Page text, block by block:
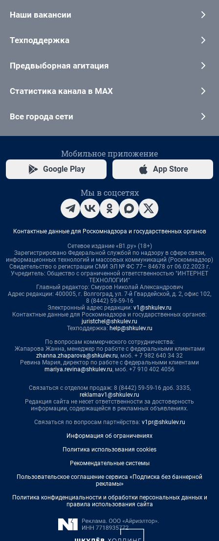
Наши вакансии
Техподдержка
Предвыборная агитация
Статистика канала в MAX
Все города сети
Мобильное приложение
Google Play App Store
Мы в соцсетях
Контактные данные для Роскомнадзора и государственных органов
Сетевое издание «В1.ру» (18+)
Зарегистрировано Федеральной службой по надзору в сфере связи,
информационных технологий и массовых коммуникаций (Роскомнадзор)
Свидетельство о регистрации СМИ ЭЛ № ФС 77– 84678 от 06.02.2023 г.
Учредитель: Общество с ограниченной ответственностью "ИНТЕРНЕТ
ТЕХНОЛОГИИ"
Главный редактор: Смуров Николай Александрович
Адрес редакции: 400005, г. Волгоград, ул. 7-й Гвардейской, д. 2, офис 102,
8 (8442) 59-59-16
Электронный адрес редакции: v1@shkulev.ru
Контактные данные для Роскомнадзора и государственных органов:
juristchel@shkulev.ru
Техподдержка: help@shkulev.ru
По вопросам коммерческого сотрудничества:
Жапарова Жанна, менеджер по работе с федеральными клиентами
zhanna.zhaparova@shkulev.ru, моб. + 7 982 640 34 32
Ревина Мария, директор по работе с федеральными клиентами
mariya.revina@shkulev.ru, моб. +7 910 402 4056
Связаться с отделом продаж: 8 (8442) 59-59-16 доб. 3335,
reklamav1@shkulev.ru
Редакция сайта не несет ответственности за достоверность
информации, содержащейся в рекламных объявлениях.
Связаться по вопросам партнёрства: v1pr@shkulev.ru
Информация об ограничениях
Политика использования cookies
Рекомендательные системы
Пользовательское соглашение сервиса «Подписка без баннерной
рекламы»
Политика конфиденциальности и обработки персональных данных и
правила использования сайта